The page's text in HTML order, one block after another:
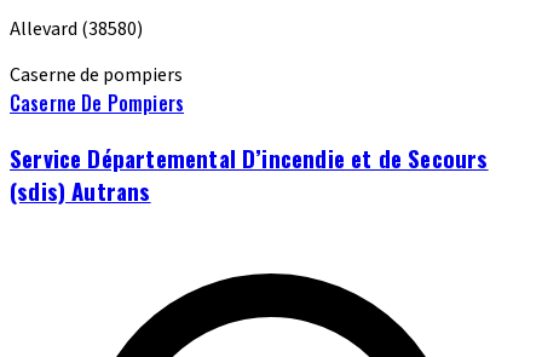
Allevard (38580)
Caserne de pompiers
Caserne De Pompiers
Service Départemental D’incendie et de Secours
(sdis) Autrans